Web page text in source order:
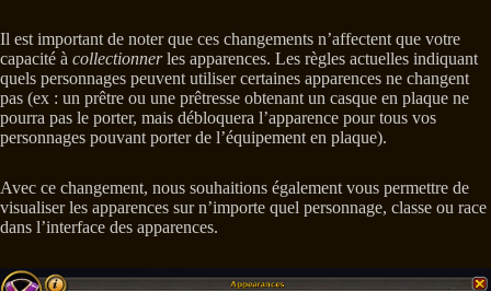
Il est important de noter que ces changements n’affectent que votre
capacité à collectionnerles apparences. Les règles actuelles indiquant
quels personnages peuvent utiliser certaines apparences ne changent
pas (ex : un prêtre ou une prêtresse obtenant un casque en plaque ne
pourra pas le porter, mais débloquera l’apparence pour tous vos
personnages pouvant porter de l’équipement en plaque).
Avec ce changement, nous souhaitions également vous permettre de
visualiser les apparences sur n’importe quel personnage, classe ou race
dans l’interface des apparences.